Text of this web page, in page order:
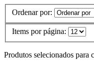
Ordenar por:
Items por página:
Produtos selecionados para